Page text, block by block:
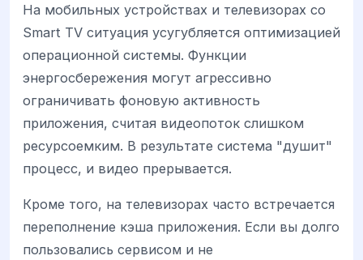
На мобильных устройствах и телевизорах со
Smart TV ситуация усугубляется оптимизацией
операционной системы. Функции
энергосбережения могут агрессивно
ограничивать фоновую активность
приложения, считая видеопоток слишком
ресурсоемким. В результате система "душит"
процесс, и видео прерывается.
Кроме того, на телевизорах часто встречается
переполнение кэша приложения. Если вы долго
пользовались сервисом и не